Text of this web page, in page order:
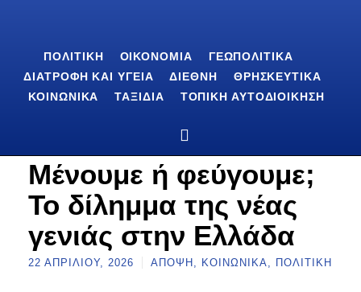
ΠΟΛΙΤΙΚΉ ΟΙΚΟΝΟΜΊΑ
ΓΕΩΠΟΛΙΤΙΚΆ
ΔΙΑΤΡΟΦΉ ΚΑΙ ΥΓΕΊΑ
ΔΙΕΘΝΉ
ΘΡΗΣΚΕΥΤΙΚΆ
ΚΟΙΝΩΝΙΚΆ
ΤΑΞΊΔΙΑ ΤΟΠΙΚΉ ΑΥΤΟΔΙΟΊΚΗΣΗ
Μένουμε ή φεύγουμε;
Το δίλημμα της νέας
γενιάς στην Ελλάδα
22 ΑΠΡΙΛΊΟΥ, 2026 ΆΠΟΨΗ , ΚΟΙΝΩΝΙΚΆ, ΠΟΛΙΤΙΚΉ